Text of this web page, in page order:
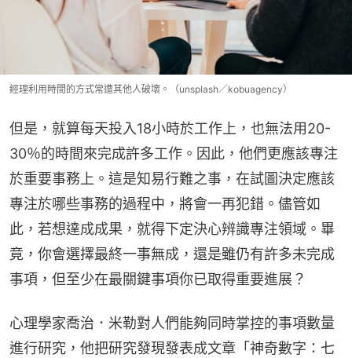
經理利用時間的方式常遭其他人破壞。（unsplash／kobuagency）
但是，就算每天投入18小時於工作上，也無法用20-
30％的時間來完成許多工作。因此，他們更應該專注
於重要事務上。這是知易行難之事，在試圖決定應該
專注於哪些事務的過程中，將會一再犯錯。儘管如
此，若想達成成果，就得下定決心辨識專注領域。畢
竟，你會選擇最終一事無成，還是雖仍有許多未完成
事項，但至少在最關鍵事項你已取得重要進展？
心理學家喬治．米勒對人們能夠同時掌控的事項數量
進行研究，他把研究發現發表成文章「神奇數字：七